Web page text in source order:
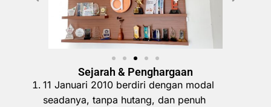
Sejarah & Penghargaan
11 Januari 2010 berdiri dengan modal
seadanya, tanpa hutang, dan penuh